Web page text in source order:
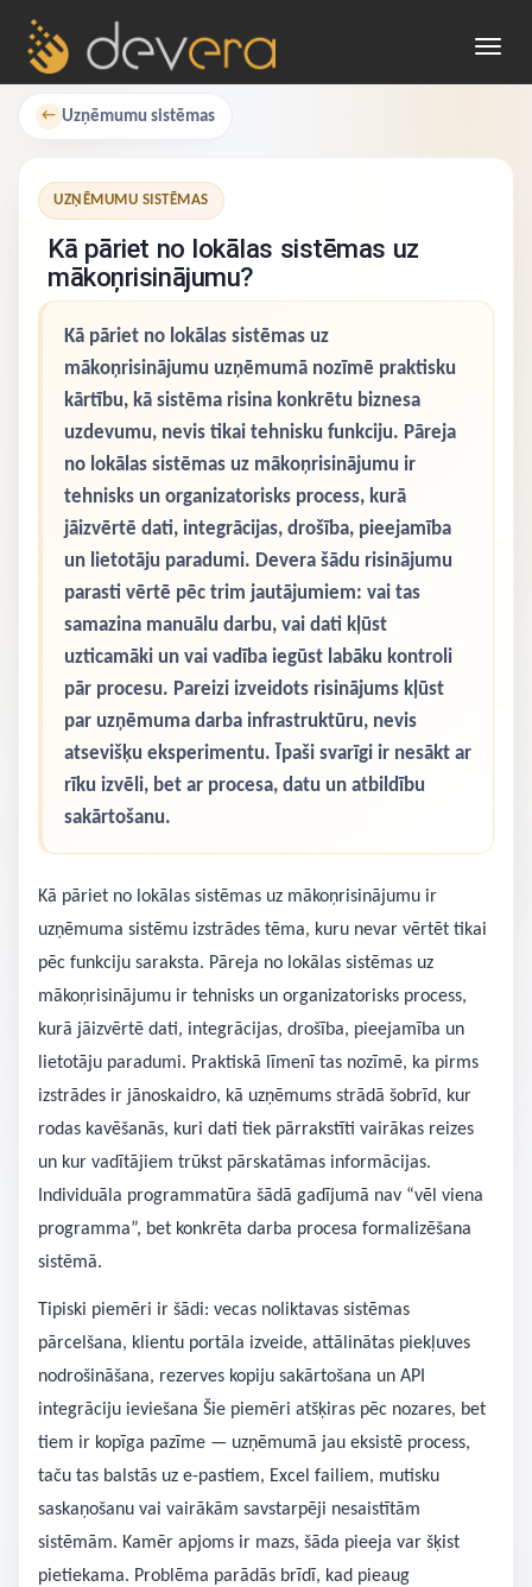
← Uzņēmumu sistēmas
UZŅĒMUMU SISTĒMAS
Kā pāriet no lokālas sistēmas uz
mākoņrisinājumu?
Kā pāriet no lokālas sistēmas uz
mākoņrisinājumu uzņēmumā nozīmē praktisku
kārtību, kā sistēma risina konkrētu biznesa
uzdevumu, nevis tikai tehnisku funkciju. Pāreja
no lokālas sistēmas uz mākoņrisinājumu ir
tehnisks un organizatorisks process, kurā
jāizvērtē dati, integrācijas, drošība, pieejamība
un lietotāju paradumi. Devera šādu risinājumu
parasti vērtē pēc trim jautājumiem: vai tas
samazina manuālu darbu, vai dati kļūst
uzticamāki un vai vadība iegūst labāku kontroli
pār procesu. Pareizi izveidots risinājums kļūst
par uzņēmuma darba infrastruktūru, nevis
atsevišķu eksperimentu. Īpaši svarīgi ir nesākt ar
rīku izvēli, bet ar procesa, datu un atbildību
sakārtošanu.
Kā pāriet no lokālas sistēmas uz mākoņrisinājumu ir
uzņēmuma sistēmu izstrādes tēma, kuru nevar vērtēt tikai
pēc funkciju saraksta. Pāreja no lokālas sistēmas uz
mākoņrisinājumu ir tehnisks un organizatorisks process,
kurā jāizvērtē dati, integrācijas, drošība, pieejamība un
lietotāju paradumi. Praktiskā līmenī tas nozīmē, ka pirms
izstrādes ir jānoskaidro, kā uzņēmums strādā šobrīd, kur
rodas kavēšanās, kuri dati tiek pārrakstīti vairākas reizes
un kur vadītājiem trūkst pārskatāmas informācijas.
Individuāla programmatūra šādā gadījumā nav “vēl viena
programma”, bet konkrēta darba procesa formalizēšana
sistēmā.
Tipiski piemēri ir šādi: vecas noliktavas sistēmas
pārcelšana, klientu portāla izveide, attālinātas piekļuves
nodrošināšana, rezerves kopiju sakārtošana un API
integrāciju ieviešana Šie piemēri atšķiras pēc nozares, bet
tiem ir kopīga pazīme — uzņēmumā jau eksistē process,
taču tas balstās uz e-pastiem, Excel failiem, mutisku
saskaņošanu vai vairākām savstarpēji nesaistītām
sistēmām. Kamēr apjoms ir mazs, šāda pieeja var šķist
pietiekama. Problēma parādās brīdī, kad pieaug